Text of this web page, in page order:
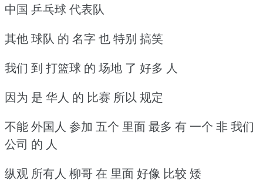
中国 乒乓球 代表队
其他 球队 的 名字 也 特别 搞笑
我们 到 打篮球 的 场地 了 好多 人
因为 是 华人 的 比赛 所以 规定
不能 外国人 参加 五个 里面 最多 有 一个 非 我们
公司 的 人
纵观 所有人 柳哥 在 里面 好像 比较 矮